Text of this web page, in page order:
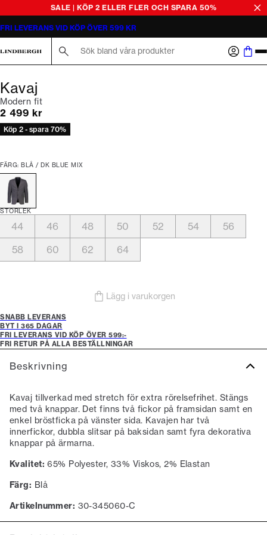
SALE | KÖP 2 ELLER FLER OCH SPARA 50%
FRI LEVERANS VID KÖP ÖVER 599 KR
Kavaj
Modern fit
Nuvarande pris
2 499 kr
Köp 2 - spara 70%
FÄRG: BLÅ / DK BLUE MIX
STORLEK
44 46 48 50 52 54
56
58
60 62 64
Lägg i varukorgen
SNABB LEVERANS
BYT I 365 DAGAR
FRI LEVERANS VID KÖP ÖVER 599:-
FRI RETUR PÅ ALLA BESTÄLLNINGAR
Beskrivning
Kavaj tillverkad med stretch för extra rörelsefrihet. Stängs
med två knappar. Det finns två fickor på framsidan samt en
enkel bröstficka på vänster sida. Kavajen har två
innerfickor, dubbla slitsar på baksidan samt fyra dekorativa
knappar på ärmarna.
Kvalitet: 65% Polyester, 33% Viskos, 2% Elastan
Färg: Blå
Artikelnummer: 30-345060-C